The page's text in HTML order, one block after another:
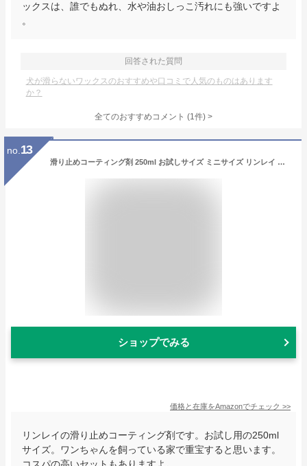
ックスは、誰でもぬれ、水や油おしっこ汚れにも強いですよ
。
回答された質問
犬が滑らないワックスのおすすめや口コミで人気のものはあります
か？
全てのおすすめコメント (1件) >
no. 13
滑り止めコーティング剤 250ml お試しサイズ ミニサイズ リンレイ 床用滑り止めコーティング剤 滑り止めコーティング 滑り止め耐尿性アップ 約15畳分 愛犬の健康維持に
ショップでみる
価格と在庫をAmazonでチェック >>
リンレイの滑り止めコーティング剤です。お試し用の250ml
サイズ。ワンちゃんを飼っている家で重宝すると思います。